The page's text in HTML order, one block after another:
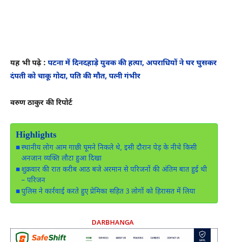
यह भी पढ़े : पटना में दिनदहाड़े युवक की हत्या, अपराधियों ने घर घुसकर
दंपती को चाकू गोदा, पति की मौत, पत्नी गंभीर
वरुण ठाकुर की रिपोर्ट
Highlights
स्थानीय लोग आम गाछी घूमने निकले थे, इसी दौरान पेड़ के नीचे किसी
अनजान व्यक्ति लौटा हुआ दिखा
शुक्रवार की रात करीब आठ बजे अरमान से परिजनों की अंतिम बात हुई थी
– परिजन
पुलिस ने कार्रवाई करते हुए प्रेमिका सहित 3 लोगों को हिरासत में लिया
DARBHANGA